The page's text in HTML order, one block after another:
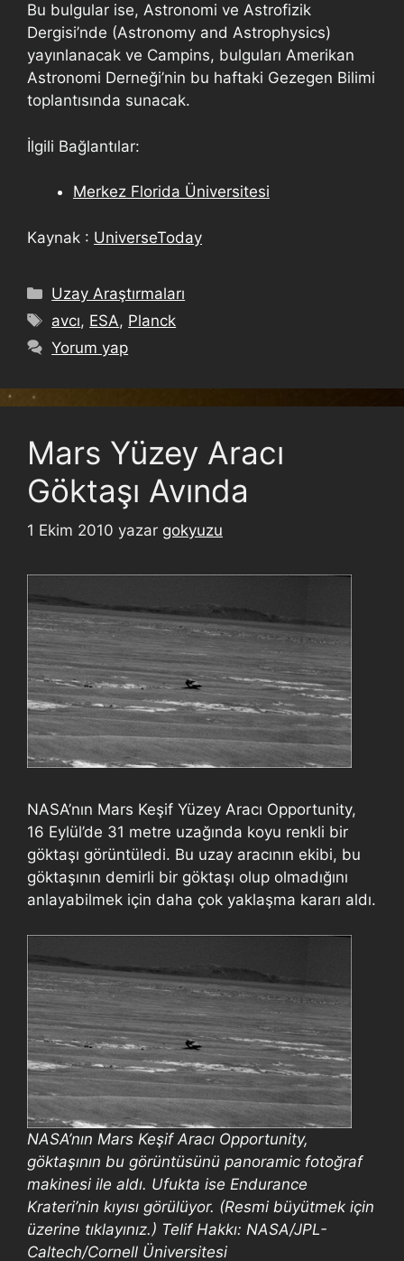
Bu bulgular ise, Astronomi ve Astrofizik
Dergisi’nde (Astronomy and Astrophysics)
yayınlanacak ve Campins, bulguları Amerikan
Astronomi Derneği’nin bu haftaki Gezegen Bilimi
toplantısında sunacak.
İlgili Bağlantılar:
Merkez Florida Üniversitesi
Kaynak : UniverseToday
Uzay Araştırmaları
avcı, ESA, Planck
Yorum yap
Mars Yüzey Aracı
Göktaşı Avında
1 Ekim 2010 yazar gokyuzu
NASA’nın Mars Keşif Yüzey Aracı Opportunity,
16 Eylül’de 31 metre uzağında koyu renkli bir
göktaşı görüntüledi. Bu uzay aracının ekibi, bu
göktaşının demirli bir göktaşı olup olmadığını
anlayabilmek için daha çok yaklaşma kararı aldı.
NASA’nın Mars Keşif Aracı Opportunity,
göktaşının bu görüntüsünü panoramic fotoğraf
makinesi ile aldı. Ufukta ise Endurance
Krateri’nin kıyısı görülüyor. (Resmi büyütmek için
üzerine tıklayınız.) Telif Hakkı: NASA/JPL-
Caltech/Cornell Üniversitesi